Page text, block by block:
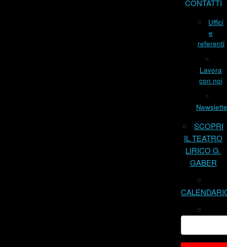
CONTATTI
Uffici
e
referenti
Lavora
con noi
SCOPRI
IL TEATRO
LIRICO G.
GABER